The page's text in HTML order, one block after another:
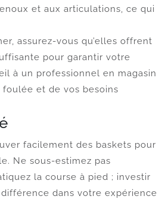
et aux articulations, ce qui
assurez-vous qu’elles offrent
pour garantir votre
à un professionnel en magasin
et de vos besoins
facilement des baskets pour
Ne sous-estimez pas
la course à pied ; investir
dans votre expérience